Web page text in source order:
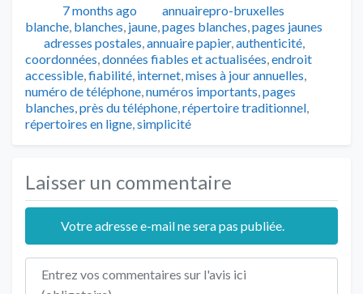
Publié7 months ago Auteur
annuairepro-bruxelles
blanche, blanches, jaune,pages blanches,pages jaunes
Tags
adresses postales,annuaire papier,authenticité,
coordonnées,données fiables et actualisées,endroit
accessible,fiabilité, internet,mises à jour annuelles,
numéro de téléphone,numéros importants,pages
blanches,près du téléphone,répertoire traditionnel,
répertoires en ligne,simplicité
Laisser un commentaire
Votre adresse e-mail ne sera pas publiée.
Texte de l'avis